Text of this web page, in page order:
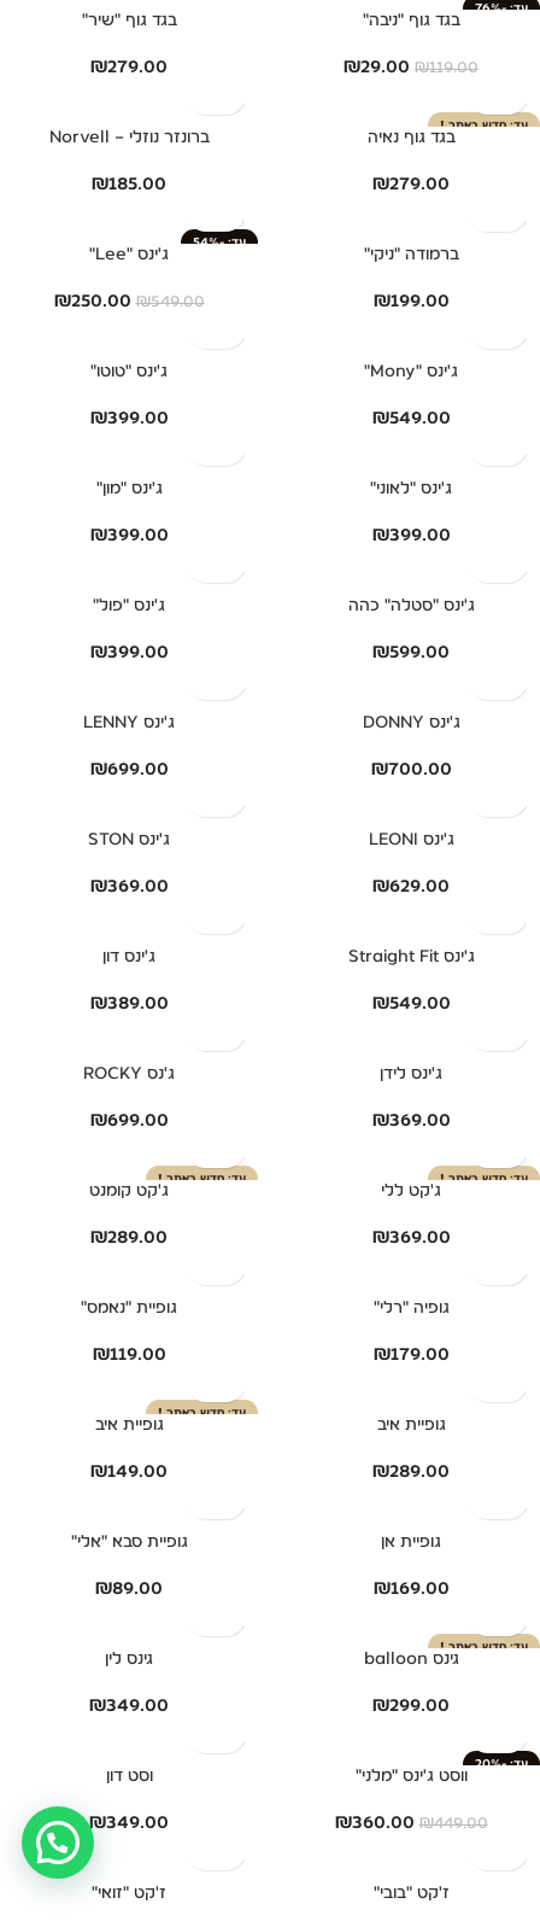
-76%
בגד גוף "ניבה"
₪119.00
₪29.00
בגד גוף "שיר"
₪279.00
חדש באתר !
בגד גוף נאיה
₪279.00
ברונזר נוזלי – Norvell
₪185.00
ברמודה "ניקי"
₪199.00
-54%
ג'ינס "Lee"
₪549.00
₪250.00
ג'ינס "Mony"
₪549.00
ג'ינס "טוטו"
₪399.00
ג'ינס "לאוני"
₪399.00
ג'ינס "מון"
₪399.00
ג'ינס "סטלה" כהה
₪599.00
ג'ינס "פול"
₪399.00
ג'ינס DONNY
₪700.00
ג'ינס LENNY
₪699.00
ג'ינס LEONI
₪629.00
ג'ינס STON
₪369.00
ג'ינס Straight Fit
₪549.00
ג'ינס דון
₪389.00
ג'ינס לידן
₪369.00
ג'נס ROCKY
₪699.00
חדש באתר !
ג'קט ללי
₪369.00
חדש באתר !
ג'קט קומנט
₪289.00
גופיה "רלי"
₪179.00
גופיית "נאמס"
₪119.00
גופיית איב
₪289.00
חדש באתר !
גופיית איב
₪149.00
גופיית אן
₪169.00
גופיית סבא "אלי"
₪89.00
חדש באתר !
גינס balloon
₪299.00
גינס לין
₪349.00
-20%
ווסט ג'ינס "מלני"
₪449.00
₪360.00
וסט דון
₪349.00
ז'קט "בובי" ז'קט "זואי"